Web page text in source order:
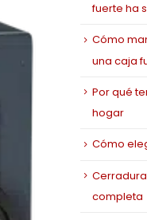
fuerte ha
Cómo
una caja
Por qué
hogar
Cómo
completa